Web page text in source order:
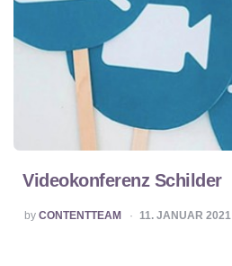
Videokonferenz Schilder
POSTED
BY
by CONTENTTEAM 11. JANUAR 2021